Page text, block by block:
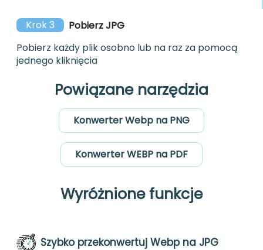
Krok 3
Pobierz JPG
Pobierz każdy plik osobno lub na raz za pomocą
jednego kliknięcia
Powiązane narzędzia
Konwerter Webp na PNG
Konwerter WEBP na PDF
Wyróżnione funkcje
Szybko przekonwertuj Webp na JPG